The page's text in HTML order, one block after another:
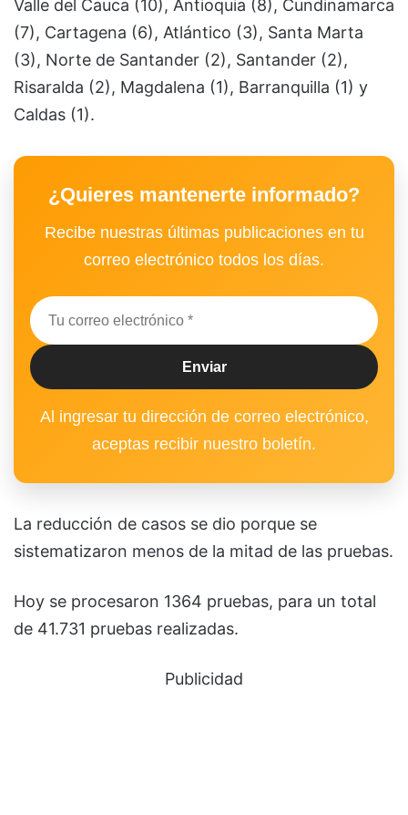
Valle del Cauca (10), Antioquia (8), Cundinamarca
(7), Cartagena (6), Atlántico (3), Santa Marta
(3), Norte de Santander (2), Santander (2),
Risaralda (2), Magdalena (1), Barranquilla (1) y
Caldas (1).
¿Quieres mantenerte informado?
Recibe nuestras últimas publicaciones en tu
correo electrónico todos los días.
Al ingresar tu dirección de correo electrónico,
aceptas recibir nuestro boletín.
La reducción de casos se dio porque se
sistematizaron menos de la mitad de las pruebas.
Hoy se procesaron 1364 pruebas, para un total
de 41.731 pruebas realizadas.
Publicidad